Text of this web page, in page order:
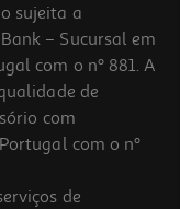
sujeita a
– Sucursal em
com o nº 881. A
de
com
com o nº
de